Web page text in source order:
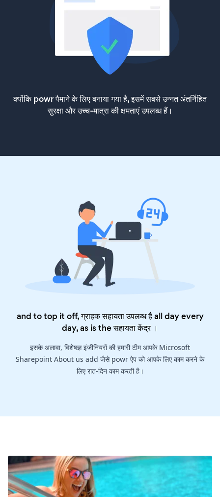
क्योंकि powr पैमाने के लिए बनाया गया है, इसमें सबसे उन्नत अंतर्निहित
सुरक्षा और उच्च-मात्रा की क्षमताएं उपलब्ध हैं।
and to top it off, ग्राहक सहायता उपलब्ध है all day every
day, as is theसहायता केंद्र।
इसके अलावा, विशेषज्ञ इंजीनियरों की हमारी टीम आपके Microsoft
Sharepoint About us add जैसे powr ऐप को आपके लिए काम करने के
लिए रात-दिन काम करती है।